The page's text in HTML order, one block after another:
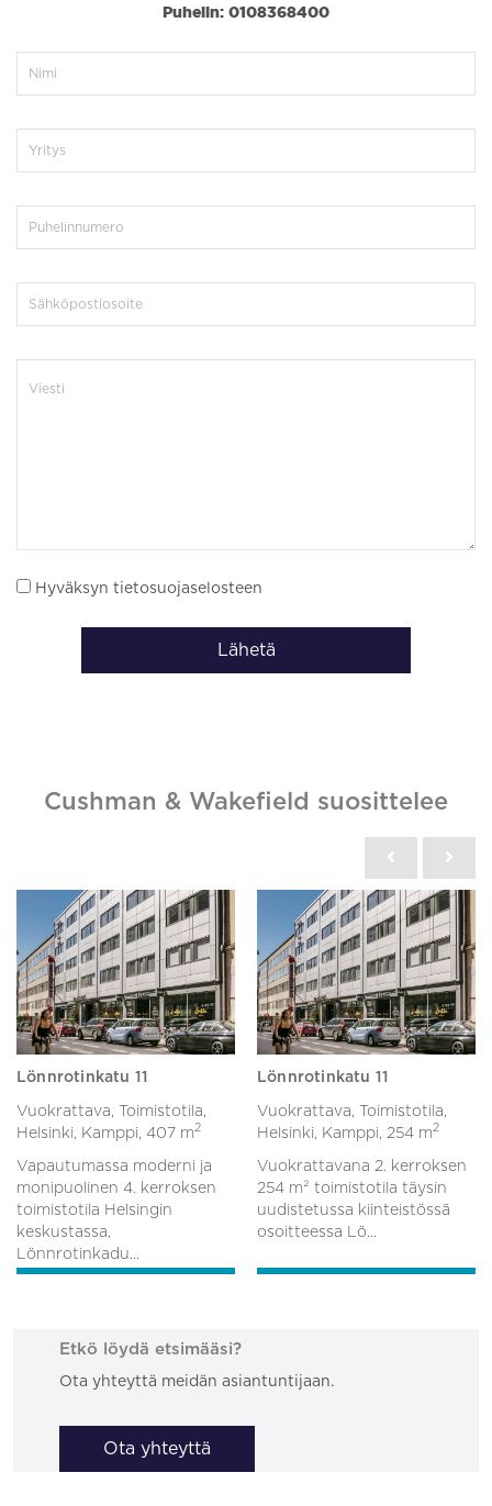
Puhelin: 0108368400
Hyväksyn tietosuojaselosteen
Lähetä
Cushman & Wakefield suosittelee
Lönnrotinkatu 11
Vuokrattava, Toimistotila,
Helsinki, Kamppi, 407 m2
Vapautumassa moderni ja
monipuolinen 4. kerroksen
toimistotila Helsingin
keskustassa,
Lönnrotinkadu...
Lönnrotinkatu 11
Vuokrattava, Toimistotila,
Helsinki, Kamppi, 254 m2
Vuokrattavana 2. kerroksen
254 m² toimistotila täysin
uudistetussa kiinteistössä
osoitteessa Lö...
Etkö löydä etsimääsi?
Ota yhteyttä meidän asiantuntijaan.
Ota yhteyttä